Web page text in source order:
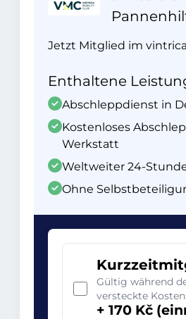
Jetzt Mitglied im
Enthaltene
Abschleppdienst in
Kostenloses
Werkstatt
Weltweiter 24-
Ohne
Gültig während
versteckte Kosten.
+ 170 Kč